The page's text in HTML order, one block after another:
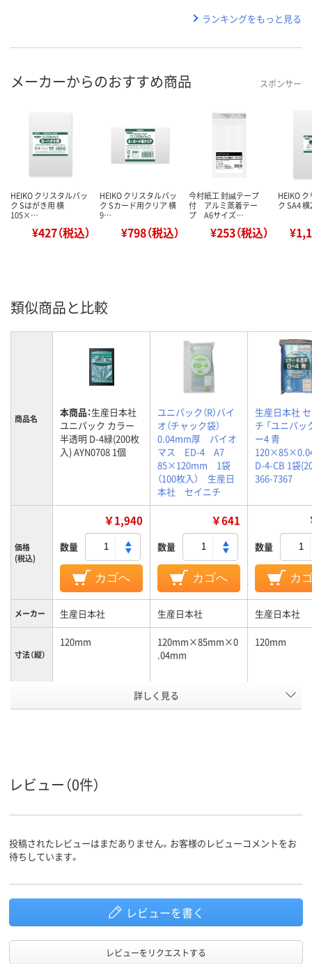
ランキングをもっと見る
メーカーからのおすすめ商品 スポンサー
HEIKO クリスタルパッ
ク Sはがき用 横
105×…
¥427（税込）
HEIKO クリスタルパッ
ク Sカード用クリア 横
9…
¥798（税込）
今村紙工 封緘テープ
付 アルミ蒸着テー
プ A6サイズ…
¥253（税込）
HEIKO
ク SA4
類似商品と比較
商品名 本商品：生産日本社
ユニパック カラー
半透明 D-4緑(200枚
入) AYN0708 1個
ユニパック（R）バイ
オ（チャック袋）
0.04mm厚 バイオ
マス ED-4 A7
85×120mm 1袋
（100枚入） 生産日
本社 セイニチ
生産日本社
チ 「ユニパッ
ー4 青
D-4-CB 1袋
366-7367
価格
(税込)
￥1,940
数量
カゴへ
￥641
数量
カゴへ
数量
カ
メーカー 生産日本社 生産日本社 生産日本社
寸法（縦）
120mm
120mm×85mm×0
.04mm
120mm
寸法（横）
120mm×85mm×0
.04mm
袋入り（吊しひもな
材質
LDPE（ツルツルタイ
プ）、ポリエチレン、
プ）
プ）
40
詳しく見る
レビュー（0件）
投稿されたレビューはまだありません。お客様のレビューコメントをお
待ちしています。
レビューを書く
レビューをリクエストする